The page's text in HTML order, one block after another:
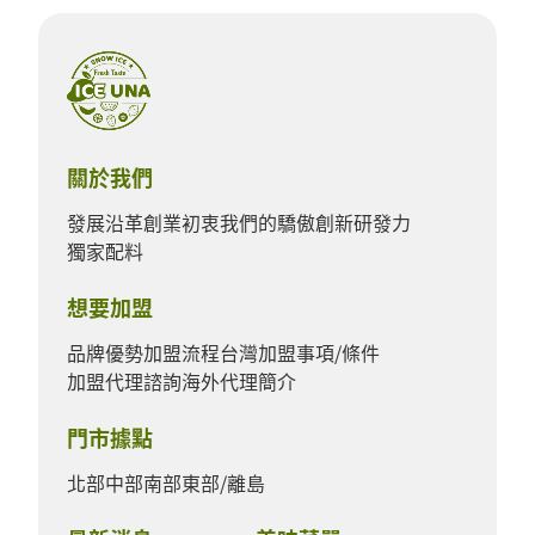
關於我們
發展沿革創業初衷我們的驕傲創新研發力
獨家配料
想要加盟
品牌優勢加盟流程台灣加盟事項/條件
加盟代理諮詢海外代理簡介
門市據點
北部中部南部東部/離島